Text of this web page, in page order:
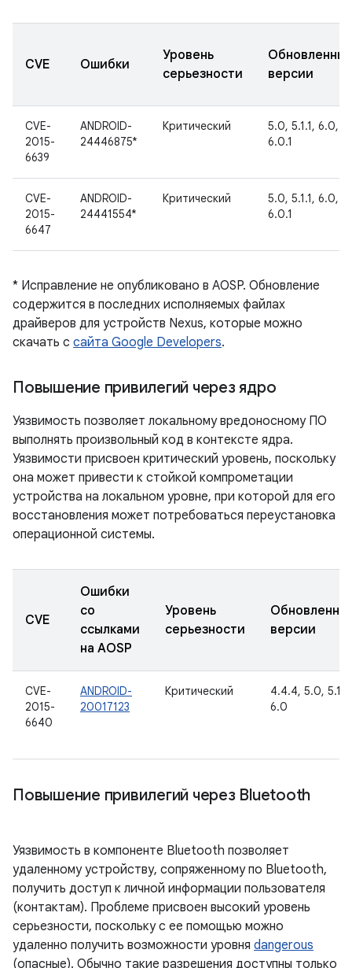
CVE Ошибки
Уровень
серьезности
версии
CVE-
2015-
6639
ANDROID-
24446875*
Критический
5.0, 5.1.1, 6.0,
6.0.1
CVE-
2015-
6647
ANDROID-
24441554*
Критический
5.0, 5.1.1, 6.0,
6.0.1
* Исправление не опубликовано в AOSP. Обновление
содержится в последних исполняемых файлах
драйверов для устройств Nexus, которые можно
скачать с сайта Google Developers.
Повышение привилегий через ядро
Уязвимость позволяет локальному вредоносному ПО
выполнять произвольный код в контексте ядра.
Уязвимости присвоен критический уровень, поскольку
она может привести к стойкой компрометации
устройства на локальном уровне, при которой для его
восстановления может потребоваться переустановка
операционной системы.
CVE
Ошибки
со
ссылками
на AOSP
Уровень
серьезности
версии
CVE-
2015-
6640
ANDROID-
20017123
Критический
4.4.4, 5.0, 5.1.1,
6.0
Повышение привилегий через Bluetooth
Уязвимость в компоненте Bluetooth позволяет
удаленному устройству, сопряженному по Bluetooth,
получить доступ к личной информации пользователя
(контактам). Проблеме присвоен высокий уровень
серьезности, поскольку с ее помощью можно
удаленно получить возможности уровня dangerous
(опасные). Обычно такие разрешения доступны только